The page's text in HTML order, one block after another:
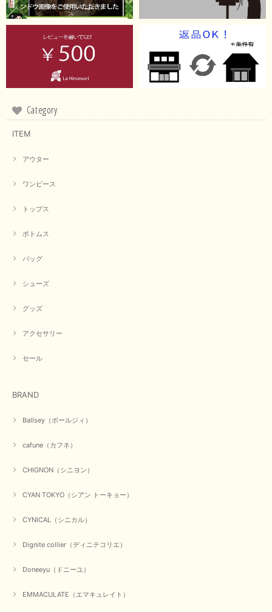
Category
ITEM
アウター
ワンピース
トップス
ボトムス
バッグ
シューズ
グッズ
アクセサリー
セール
BRAND
Ballsey（ボールジィ）
cafune（カフネ）
CHIGNON（シニヨン）
CYAN TOKYO（シアン トーキョー）
CYNICAL（シニカル）
Dignite collier（ディニテコリエ）
Doneeyu（ドニーユ）
EMMACULATE（エマキュレイト）